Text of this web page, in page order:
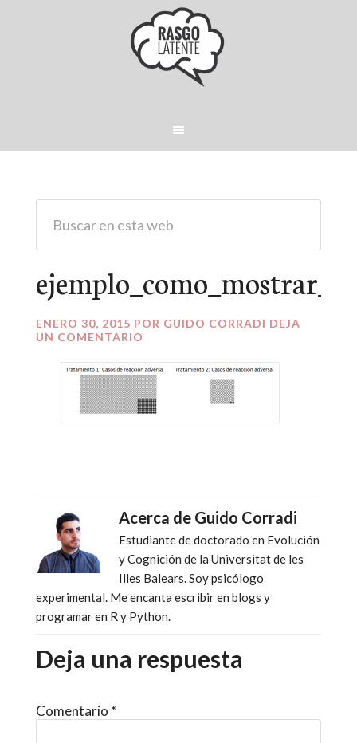
ENERO 30, 2015 POR GUIDO CORRADI DEJA
UN COMENTARIO
Acerca de Guido Corradi
Estudiante de doctorado en Evolución
y Cognición de la Universitat de les
Illes Balears. Soy psicólogo
experimental. Me encanta escribir en blogs y
programar en R y Python.
Deja una respuesta
Comentario *